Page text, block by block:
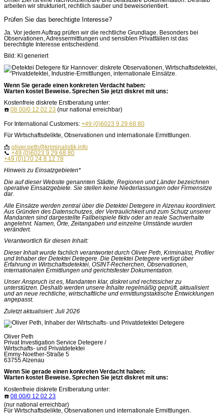
arbeiten wir strukturiert, rechtlich sauber und beweisorientiert.
Prüfen Sie das berechtigte Interesse?
Ja. Vor jedem Auftrag prüfen wir die rechtliche Grundlage. Besonders bei
Observationen, Adressermittlungen und sensiblen Privatfällen ist das
berechtigte Interesse entscheidend.
Bild: KI generiert
Wenn Sie gerade einen konkreten Verdacht haben:
Warten kostet Beweise. Sprechen Sie jetzt diskret mit uns:
Kostenfreie diskrete Erstberatung unter:
☎️ 08 00/0 12 02 23 (nur national erreichbar)
For International Customers: +49 (0)6023 9 29 68 80
Für Wirtschaftsdelikte, Observationen und internationale Ermittlungen.
📩 oliver.peth@kriminalistik.info
📞 +49 (0)6023 9 29 68 80
+49 (0)170 24 8 12 78
Hinweis zu Einsatzgebieten*
Die auf dieser Website genannten Städte, Regionen und Länder bezeichnen
operative Einsatzgebiete. Sie stellen keine Niederlassungen oder Firmensitze
dar.
Alle Einsätze werden zentral über die Detektei Detegere in Alzenau koordiniert.
Aus Gründen des Datenschutzes, der Vertraulichkeit und zum Schutz unserer
Mandanten sind dargestellte Fallbeispiele fiktiv oder an reale Sachverhalte
angelehnt. Namen, Orte, Zeitangaben und einzelne Umstände wurden
verändert.
Verantwortlich für diesen Inhalt:
Dieser Inhalt wurde fachlich verantwortet durch Oliver Peth, Kriminalist, Profiler
und Inhaber der Detektei Detegere. Die Detektei Detegere verfügt über
Erfahrung in Wirtschaftsdetektei, OSINT-Recherchen, Observationen,
internationalen Ermittlungen und gerichtsfester Dokumentation.
Unser Anspruch ist es, Mandanten klar, diskret und rechtssicher zu
unterstützen. Deshalb werden unsere Inhalte regelmäßig geprüft, aktualisiert
und an neue rechtliche, wirtschaftliche und ermittlungstaktische Entwicklungen
angepasst.
Zuletzt aktualisiert: Juli 2026
Oliver Peth
Privat Investigation Service Detegere /
Wirtschafts- und Privatdetektei
Emmy-Noether-Straße 5
63755 Alzenau
Wenn Sie gerade einen konkreten Verdacht haben:
Warten kostet Beweise. Sprechen Sie jetzt diskret mit uns:
Kostenfreie diskrete Erstberatung unter:
☎️ 08 00/0 12 02 23
(nur national erreichbar)
Für Wirtschaftsdelikte, Observationen und internationale Ermittlungen.